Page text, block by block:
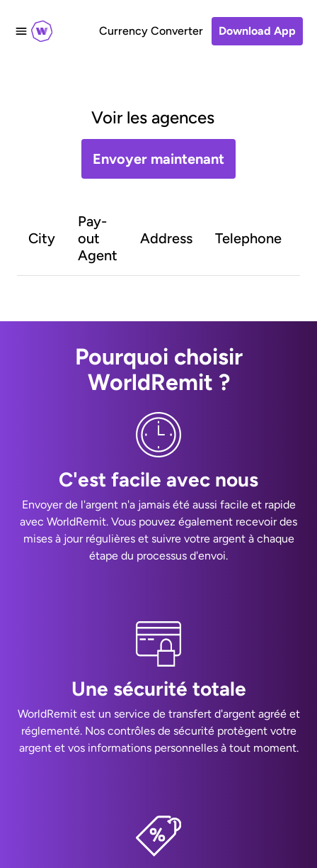
Currency Converter Download App
Voir les agences
Envoyer maintenant
City
Pay-
out
Agent
Address Telephone
Pourquoi choisir
WorldRemit ?
C'est facile avec nous
Envoyer de l'argent n'a jamais été aussi facile et rapide
avec WorldRemit. Vous pouvez également recevoir des
mises à jour régulières et suivre votre argent à chaque
étape du processus d'envoi.
Une sécurité totale
WorldRemit est un service de transfert d'argent agréé et
réglementé. Nos contrôles de sécurité protègent votre
argent et vos informations personnelles à tout moment.